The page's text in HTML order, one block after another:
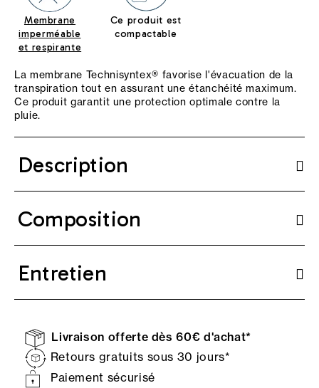
Membrane
imperméable
et respirante
Ce produit est
compactable
La membrane Technisyntex® favorise l'évacuation de la
transpiration tout en assurant une étanchéité maximum.
Ce produit garantit une protection optimale contre la
pluie.
Description
Composition
Entretien
Livraison offerte dès 60€ d'achat*
Retours gratuits sous 30 jours*
Paiement sécurisé